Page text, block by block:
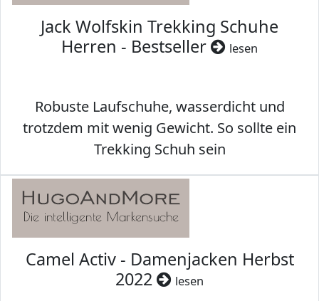
Jack Wolfskin Trekking Schuhe
Herren - Bestseller
lesen
Robuste Laufschuhe, wasserdicht und
trotzdem mit wenig Gewicht. So sollte ein
Trekking Schuh sein
Camel Activ - Damenjacken Herbst
2022
lesen